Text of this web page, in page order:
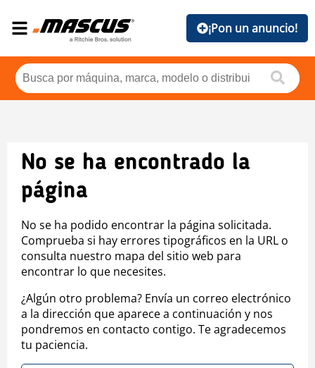
¡Pon un anuncio!
No se ha encontrado la
página
No se ha podido encontrar la página solicitada.
Comprueba si hay errores tipográficos en la URL o
consulta nuestro mapa del sitio web para
encontrar lo que necesites.
¿Algún otro problema? Envía un correo electrónico
a la dirección que aparece a continuación y nos
pondremos en contacto contigo. Te agradecemos
tu paciencia.